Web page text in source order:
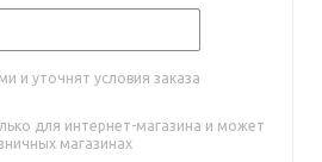
и уточнят условия заказа
для интернет-магазина и может
магазинах